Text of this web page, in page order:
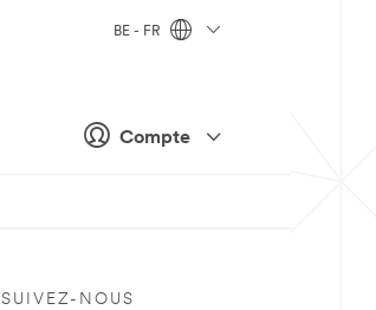
Compte
BE - FR
SUIVEZ-NOUS